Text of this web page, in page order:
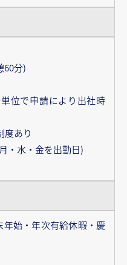
60分)
位で申請により出社時
度あり
・水・金を出勤日)
始・年次有給休暇・慶